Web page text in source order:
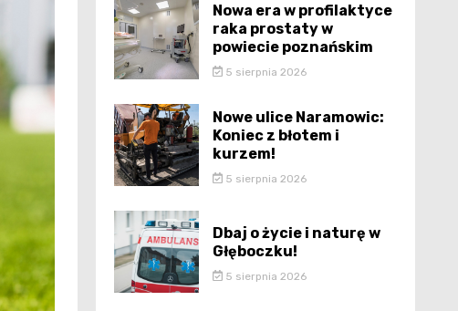
Nowa era w profilaktyce
raka prostaty w
powiecie poznańskim
5 sierpnia 2026
Nowe ulice Naramowic:
Koniec z błotem i
kurzem!
5 sierpnia 2026
Dbaj o życie i naturę w
Głęboczku!
5 sierpnia 2026